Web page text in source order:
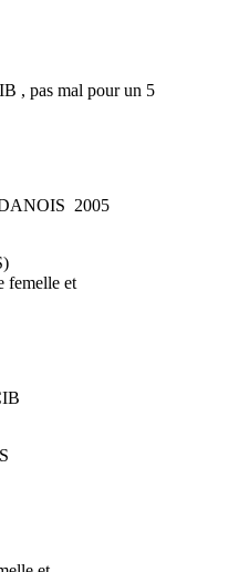
, pas mal pour un 5
2005
femelle et